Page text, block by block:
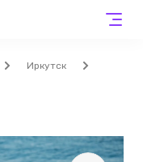
Иркутск